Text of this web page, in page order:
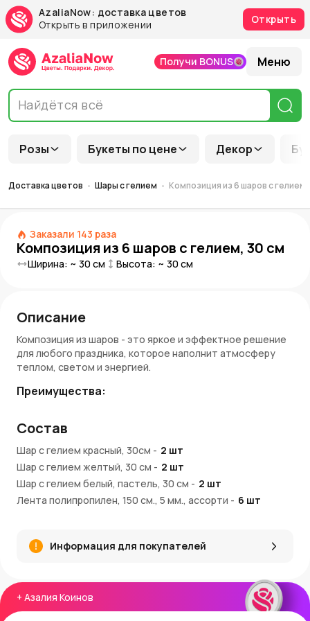
AzaliaNow: доставка цветов
Открыть в приложении
Открыть
Розы Букеты по цене Декор
Получи BONUS Меню
Доставка цветов Шары с гелием Композиция из 6 шаров с
Заказали 143 раза
Композиция из 6 шаров с гелием, 30 см
Ширина: ~ 30 см Высота: ~ 30 см
+ Азалия Коинов
Описание
Композиция из шаров - это яркое и эффектное решение
для любого праздника, которое наполнит атмосферу
теплом, светом и энергией.
Преимущества:
белый — чистоту и свежесть, красный — страсть и
Композиция из 6 шаров — заметна и при этом
гармонична
Все шары наполнены гелием и украшены
декоративными лентами
Универсальный формат для интерьера, улицы и
фотозоны
Купить композицию из шаров можно в интернет-
магазине AzaliaNow. Мы доставляем заказы по Москве и
Состав
Шар с гелием красный, 30см - 2 шт
Шар с гелием желтый, 30 см - 2 шт
Шар с гелием белый, пастель, 30 см - 2 шт
Лента полипропилен, 150 см., 5 мм., ассорти - 6 шт
Информация для покупателей